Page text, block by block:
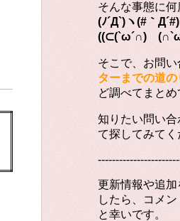
そんな事態に
(ﾉ´Д`)ヽ(#｀
((⊂(`ω´∩)
そこで、お問
ターまでの道の
ど調べてまとめ
知りたい問い
て探してみてく
更新情報や追加
したら、コメ
と幸いです。